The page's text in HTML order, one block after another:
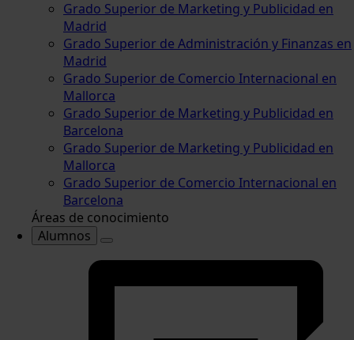
Grado Superior de Marketing y Publicidad en
Madrid
Grado Superior de Administración y Finanzas en
Madrid
Grado Superior de Comercio Internacional en
Mallorca
Grado Superior de Marketing y Publicidad en
Barcelona
Grado Superior de Marketing y Publicidad en
Mallorca
Grado Superior de Comercio Internacional en
Barcelona
Áreas de conocimiento
Alumnos